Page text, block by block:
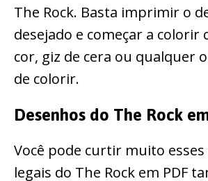
The Rock. Basta imprimir o
desejado e começar a colorir
cor, giz de cera ou qualquer
de colorir.
Desenhos do The Rock
Você pode curtir muito
legais do The Rock em PDF